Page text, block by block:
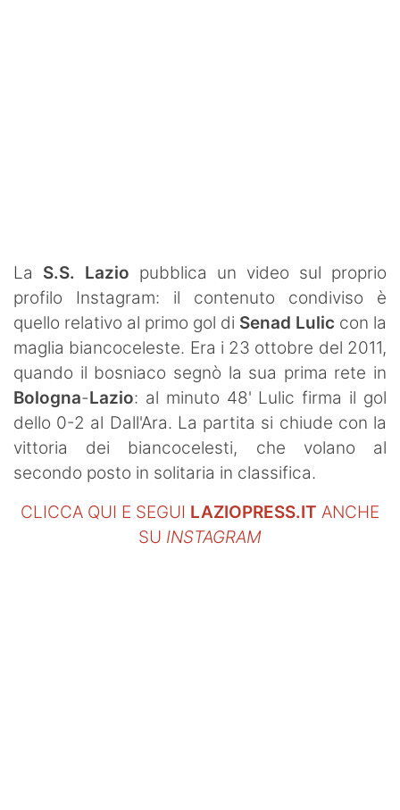
La S.S. Lazio pubblica un video sul proprio
profilo Instagram: il contenuto condiviso è
quello relativo al primo gol di Senad Lulic con la
maglia biancoceleste. Era i 23 ottobre del 2011,
quando il bosniaco segnò la sua prima rete in
Bologna-Lazio: al minuto 48' Lulic firma il gol
dello 0-2 al Dall'Ara. La partita si chiude con la
vittoria dei biancocelesti, che volano al
secondo posto in solitaria in classifica.
CLICCA QUI E SEGUI LAZIOPRESS.IT ANCHE
SU INSTAGRAM